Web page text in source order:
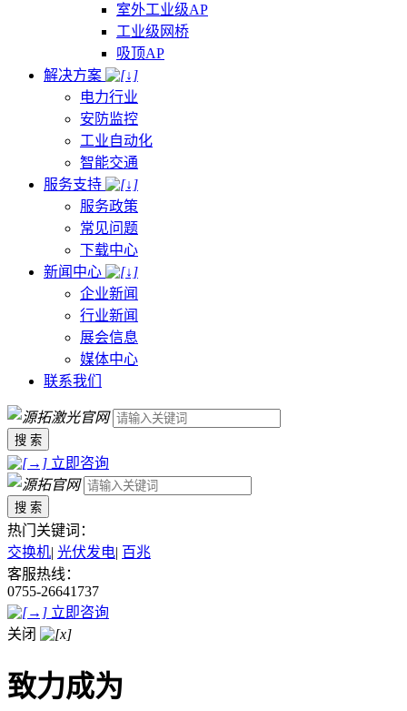
室外工业级AP
工业级网桥
吸顶AP
解决方案
电力行业
安防监控
工业自动化
智能交通
服务支持
服务政策
常见问题
下载中心
新闻中心
企业新闻
行业新闻
展会信息
媒体中心
联系我们
搜 索
立即咨询
搜 索
热门关键词：
交换机| 光伏发电| 百兆
客服热线：
0755-26641737
立即咨询
关闭
致力成为